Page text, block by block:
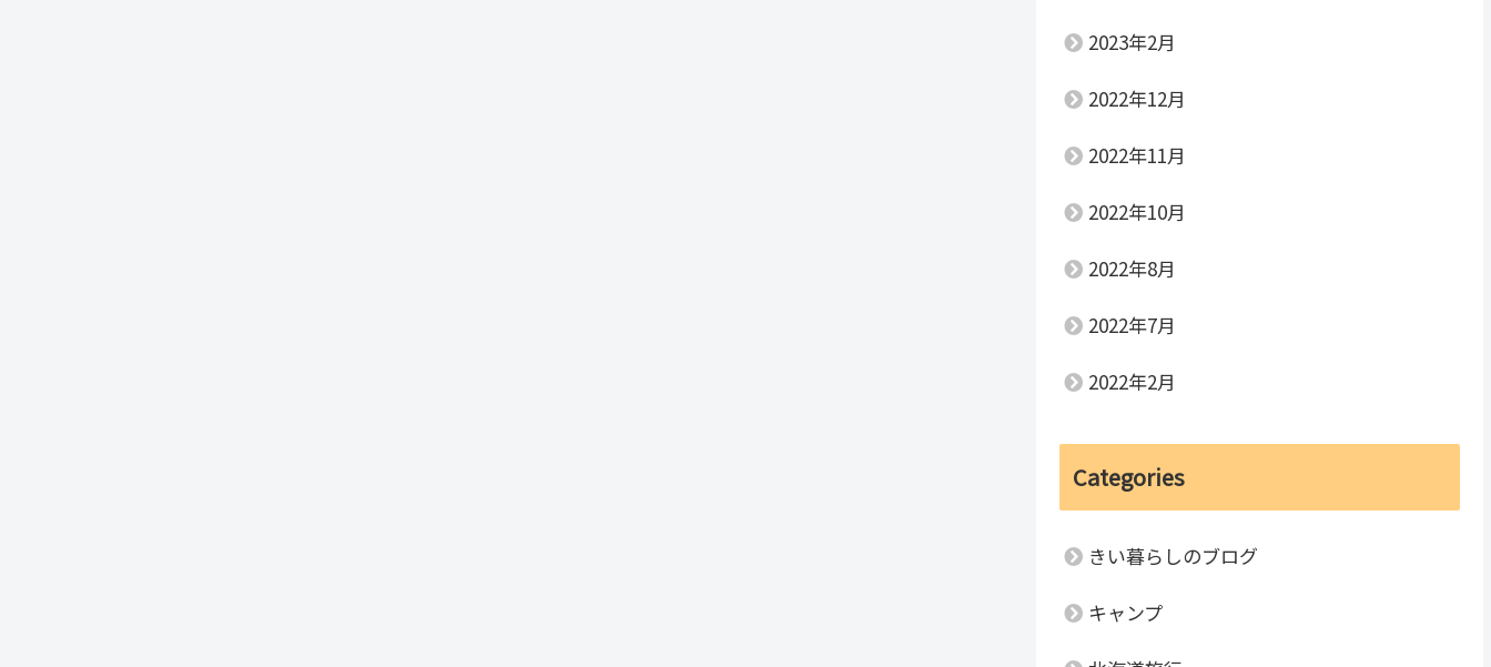
2023年2月
2022年12月
2022年11月
2022年10月
2022年8月
2022年7月
2022年2月
Categories
きい暮らしのブログ
キャンプ